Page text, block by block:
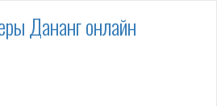
Дананг онлайн